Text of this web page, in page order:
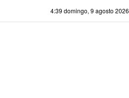
4:39 domingo, 9 agosto 2026